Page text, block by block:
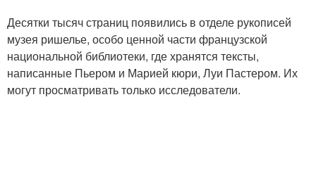
Десятки тысяч страниц появились в отделе рукописей
музея ришелье, особо ценной части французской
национальной библиотеки, где хранятся тексты,
написанные Пьером и Марией кюри, Луи Пастером. Их
могут просматривать только исследователи.